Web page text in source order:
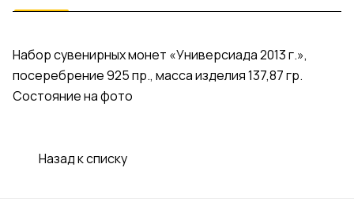
Набор сувенирных монет «Универсиада 2013 г.»,
посеребрение 925 пр., масса изделия 137,87 гр.
Состояние на фото
Назад к списку